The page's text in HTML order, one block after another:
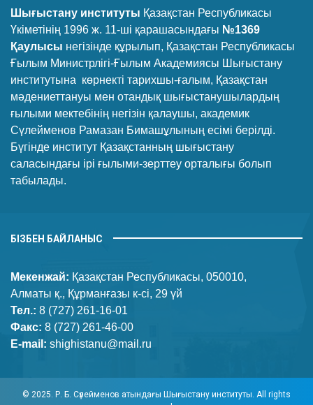
Шығыстану институты Қазақстан Республикасы
Үкіметінің 1996 ж. 11-ші қарашасындағы №1369
Қаулысы негізінде құрылып, Қазақстан Республикасы
Ғылым Министрлігі-Ғылым Академиясы Шығыстану
институтына көрнекті тарихшы-ғалым, Қазақстан
мәдениеттануы мен отандық шығыстанушылардың
ғылыми мектебінің негізін қалаушы, академик
Сүлейменов Рамазан Бимашұлының есімі берілді.
Бүгінде институт Қазақстанның шығыстану
саласындағы ірі ғылыми-зерттеу орталығы болып
табылады.
БІЗБЕН БАЙЛАНЫС
Мекенжай: Қазақстан Республикасы, 050010,
Алматы қ., Құрманғазы к-сі, 29 үй
Тел.: 8 (727) 261-16-01
Факс: 8 (727) 261-46-00
E-mail: shighistanu@mail.ru
© 2025. Р. Б. Сүлейменов атындағы Шығыстану институты. All rights